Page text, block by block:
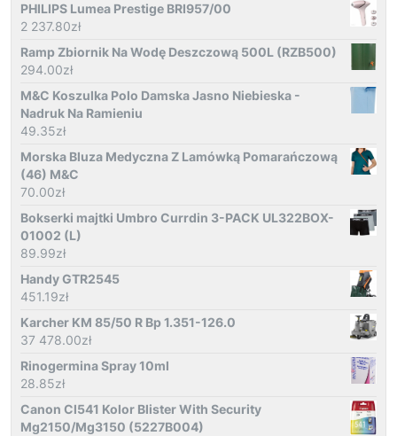
PHILIPS Lumea Prestige BRI957/00
2 237.80zł
Ramp Zbiornik Na Wodę Deszczową 500L (RZB500)
294.00zł
M&C Koszulka Polo Damska Jasno Niebieska -
Nadruk Na Ramieniu
49.35zł
Morska Bluza Medyczna Z Lamówką Pomarańczową
(46) M&C
70.00zł
Bokserki majtki Umbro Currdin 3-PACK UL322BOX-
01002 (L)
89.99zł
Handy GTR2545
451.19zł
Karcher KM 85/50 R Bp 1.351-126.0
37 478.00zł
Rinogermina Spray 10ml
28.85zł
Canon Cl541 Kolor Blister With Security
Mg2150/Mg3150 (5227B004)